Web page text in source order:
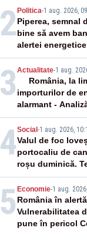
2 Politica-1 aug. 2026,
Piperea, semnal
bine să avem
alertei
3 Actualitate-1 aug.
România, la
importurilor de
alarmant -
4Social -1 aug. 2026,
Valul de foc
portocaliu de
roșu duminică.
40°C
5 Economie-1 aug.
România în
Vulnerabilitatea
pune în pericol